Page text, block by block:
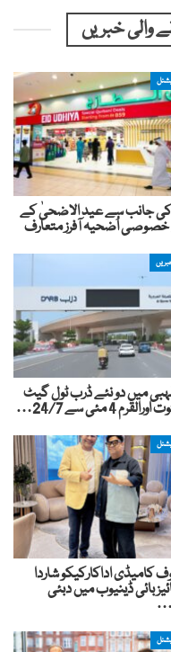
والی خبریں
کی جانب سے عید الاضحیٰ کے
خصوصی اُضحیہ آفرز متعارف
میں دو نئے ڈرب ٹول گیٹ
4 مئی سے 24/7…
کامیڈی اداکارکیکو شاردا
بائی ڈینیوب میں دبئی